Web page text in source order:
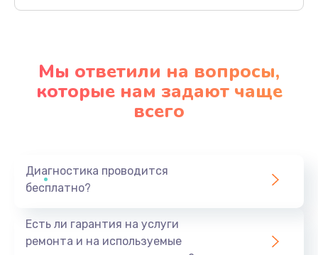
Мы ответили на вопросы,
которые нам задают чаще
всего
Диагностика проводится
бесплатно?
Есть ли гарантия на услуги
ремонта и на используемые